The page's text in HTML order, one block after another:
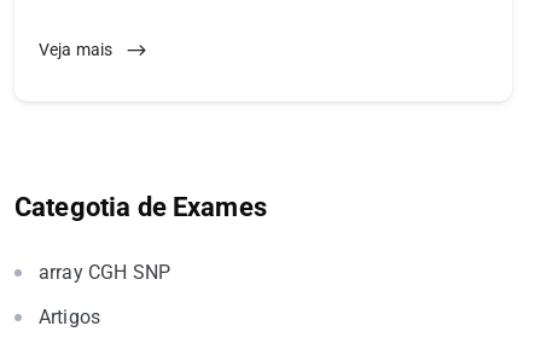
Veja mais
Categotia de Exames
array CGH SNP
Artigos